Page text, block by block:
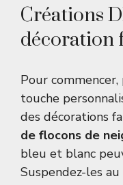
Créations
décoration
Pour
touche
des décorations
de flocons de
bleu et blanc
Suspendez-les